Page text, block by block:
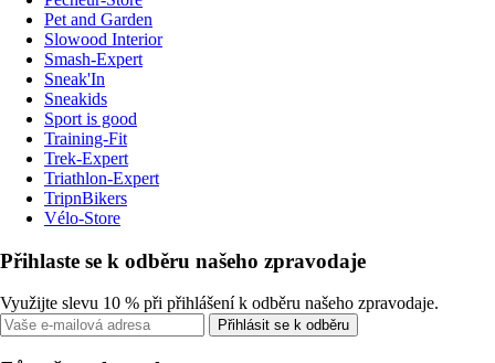
Pet and Garden
Slowood Interior
Smash-Expert
Sneak'In
Sneakids
Sport is good
Training-Fit
Trek-Expert
Triathlon-Expert
TripnBikers
Vélo-Store
Přihlaste se k odběru našeho zpravodaje
Využijte slevu 10 % při přihlášení k odběru našeho zpravodaje.
Přihlásit se k odběru